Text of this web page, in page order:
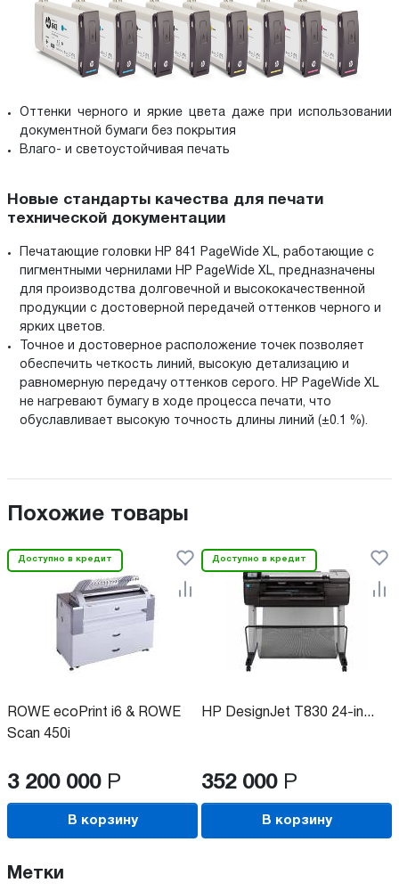
Оттенки черного и яркие цвета даже при использовании
документной бумаги без покрытия
Влаго- и светоустойчивая печать
Новые стандарты качества для печати
технической документации
Печатающие головки HP 841 PageWide XL, работающие с
пигментными чернилами HP PageWide XL, предназначены
для производства долговечной и высококачественной
продукции с достоверной передачей оттенков черного и
ярких цветов.
Точное и достоверное расположение точек позволяет
обеспечить четкость линий, высокую детализацию и
равномерную передачу оттенков серого. HP PageWide XL
не нагревают бумагу в ходе процесса печати, что
обуславливает высокую точность длины линий (±0.1 %).
Похожие товары
Доступно в кредит
ROWE ecoPrint i6 & ROWE
Scan 450i
3 200 000 Р
В корзину
Доступно в кредит
HP DesignJet T830 24-in...
352 000 Р
В корзину
Метки